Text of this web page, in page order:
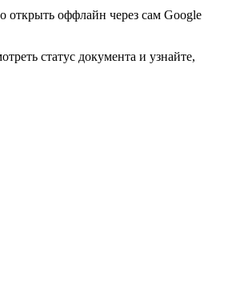
открыть оффлайн через сам Google
статус документа и узнайте,